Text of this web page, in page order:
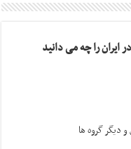
را چه می دانید
دیگر گروه ها